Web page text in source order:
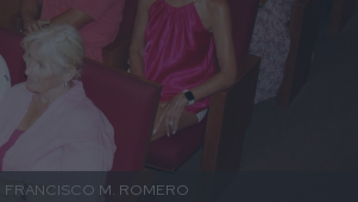
FRANCISCO M. ROMERO